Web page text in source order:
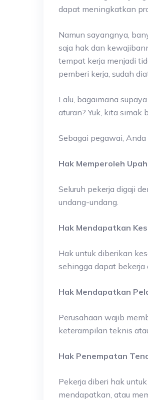
dapat meningkatkan
Namun sayangnya,
saja hak dan
tempat kerja menjadi
pemberi kerja, sudah
Lalu, bagaimana
aturan? Yuk, kita simak
Sebagai pegawai,
Hak Memperoleh Upah
Seluruh pekerja digaji
undang-undang.
Hak Mendapatkan
Hak untuk diberikan
sehingga dapat bekerja
Hak Mendapatkan
Perusahaan wajib
keterampilan teknis
Hak Penempatan
Pekerja diberi hak
mendapatkan, atau